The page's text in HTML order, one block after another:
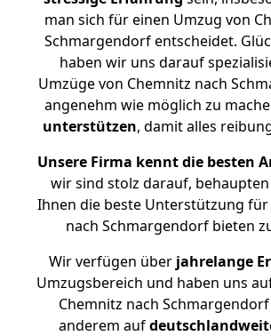
man sich für einen Umzug von
Schmargendorf entscheidet.
haben wir uns darauf
Umzüge von Chemnitz nach
angenehm wie möglich zu
unterstützen, damit alles
Unsere Firma kennt die besten
wir sind stolz darauf,
Ihnen die beste Unterstützung
nach Schmargendorf bieten
Wir verfügen überjahrelange
Umzugsbereich und haben uns
Chemnitz nach
anderem auf